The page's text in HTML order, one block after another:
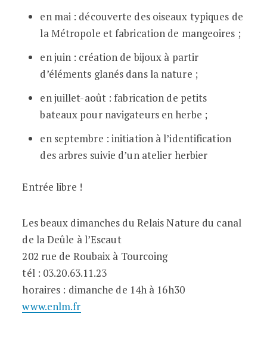
en mai : découverte des oiseaux typiques de
la Métropole et fabrication de mangeoires ;
en juin : création de bijoux à partir
d’éléments glanés dans la nature ;
en juillet-août : fabrication de petits
bateaux pour navigateurs en herbe ;
en septembre : initiation à l’identification
des arbres suivie d’un atelier herbier
Entrée libre !
Les beaux dimanches du Relais Nature du canal
de la Deûle à l’Escaut
202 rue de Roubaix à Tourcoing
tél : 03.20.63.11.23
horaires : dimanche de 14h à 16h30
www.enlm.fr